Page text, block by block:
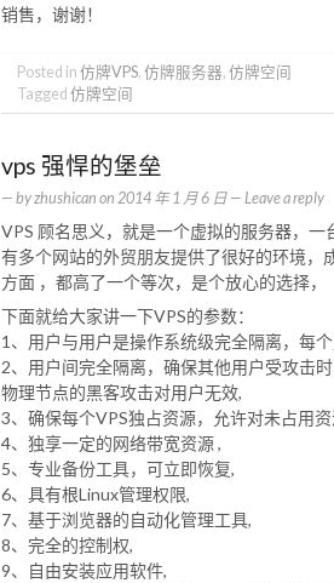
销售，谢谢！
Posted in 仿牌VPS, 仿牌服务器, 仿牌空间
Tagged 仿牌空间
vps 强悍的堡垒
— byzhushican on 2014 年 1 月 6 日 — Leave a reply
VPS 顾名思义，就是一个虚拟的服务器，
有多个网站的外贸朋友提供了很好的环境
方面 ，都高了一个等次，是个放心的选择，
下面就给大家讲一下VPS的参数：
1、用户与用户是操作系统级完全隔离，每
2、用户间完全隔离，确保其他用户受攻击
物理节点的黑客攻击对用户无效,
3、确保每个VPS独占资源，允许对未占用
4、独享一定的网络带宽资源 ,
5、专业备份工具，可立即恢复,
6、具有根Linux管理权限,
7、基于浏览器的自动化管理工具,
8、完全的控制权,
9、自由安装应用软件,